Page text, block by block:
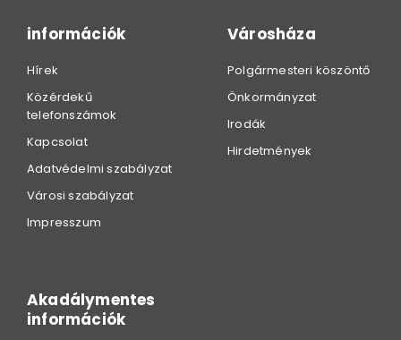
információk
Hírek
Közérdekű
telefonszámok
Kapcsolat
Adatvédelmi szabályzat
Városi szabályzat
Impresszum
Városháza
Polgármesteri köszöntő
Önkormányzat
Irodák
Hirdetmények
Akadálymentes
információk